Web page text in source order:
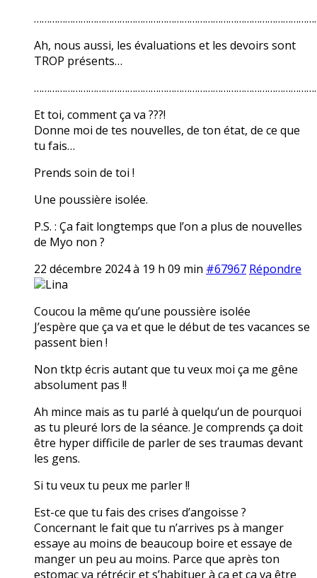
Ah, nous aussi, les évaluations et les devoirs sont
TROP présents…
Et toi, comment ça va ???!
Donne moi de tes nouvelles, de ton état, de ce que
tu fais…
Prends soin de toi !
Une poussière isolée.
P.S. : Ça fait longtemps que l’on a plus de nouvelles
de Myo non ?
22 décembre 2024 à 19 h 09 min #67967 Répondre
Lina
Coucou la même qu’une poussière isolée
J’espère que ça va et que le début de tes vacances se
passent bien !
Non tktp écris autant que tu veux moi ça me gêne
absolument pas !!
Ah mince mais as tu parlé à quelqu’un de pourquoi
as tu pleuré lors de la séance. Je comprends ça doit
être hyper difficile de parler de ses traumas devant
les gens.
Si tu veux tu peux me parler !!
Est-ce que tu fais des crises d’angoisse ?
Concernant le fait que tu n’arrives ps à manger
essaye au moins de beaucoup boire et essaye de
manger un peu au moins. Parce que après ton
estomac va rétrécir et s’habituer à ça et ça va être